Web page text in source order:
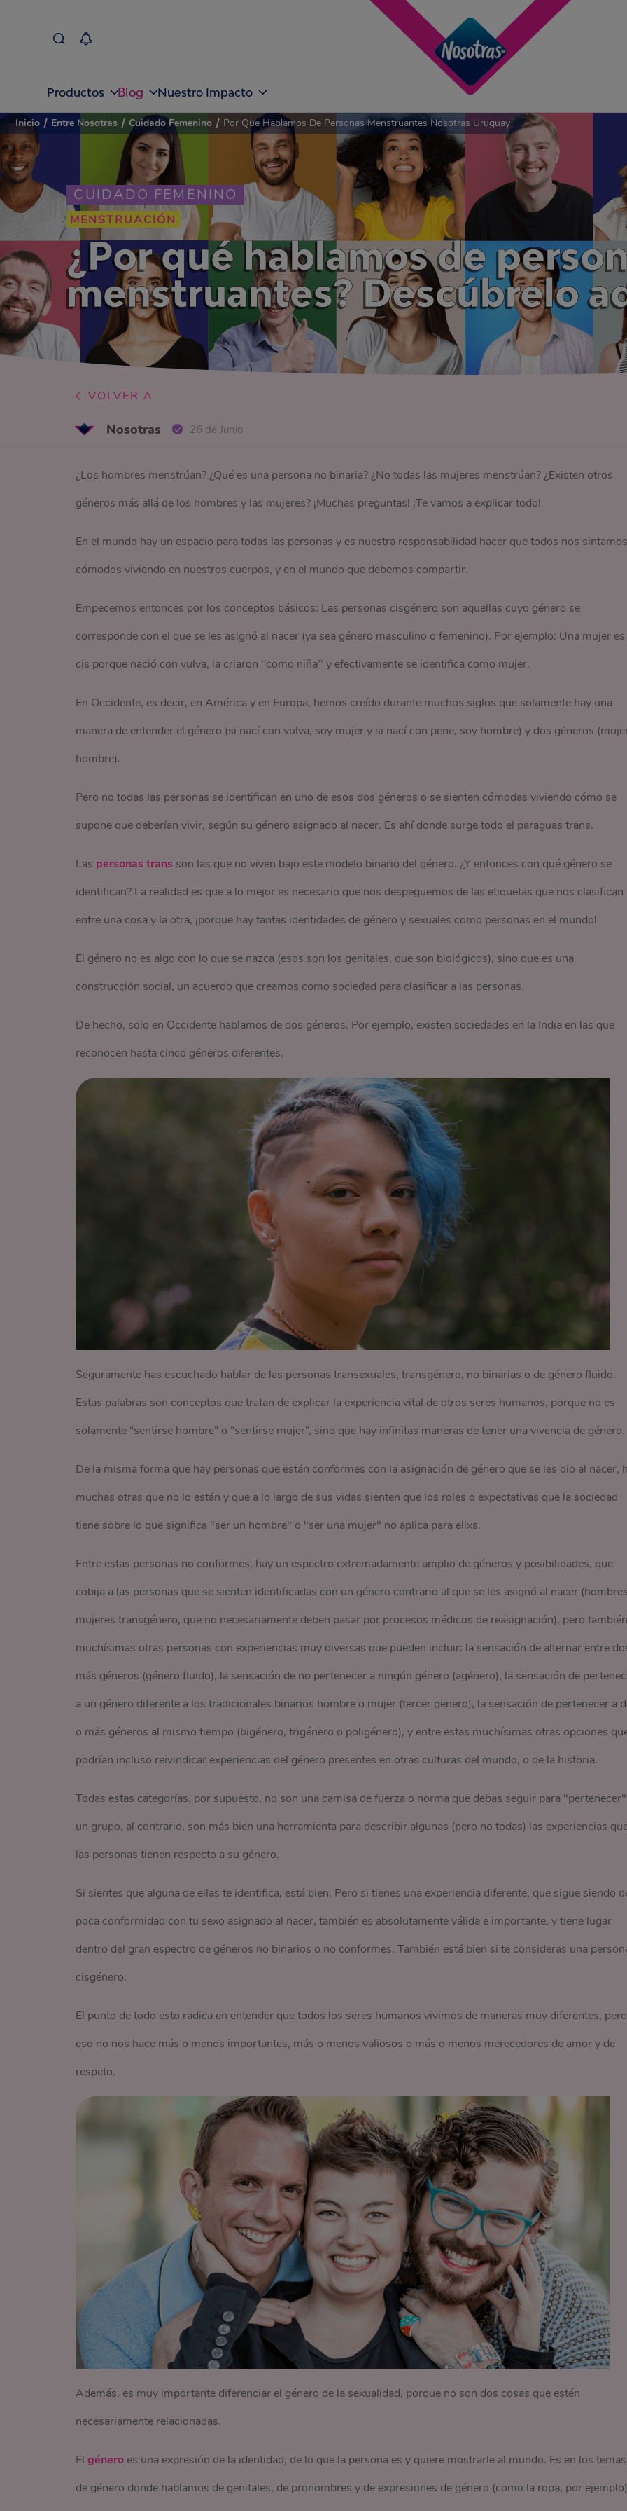
Productos Blog Nuestro Impacto
CUIDADO FEMENINO
MENSTRUACIÓN
¿Por qué hablamos de
menstruantes? Descúbrelo
Inicio / Entre Nosotras / Cuidado Femenino / Por Que Hablamos De Personas Menstruantes Nosotras Uruguay
VOLVER A
Nosotras 26 de Junio
¿Los hombres menstrúan? ¿Qué es una persona no binaria? ¿No todas las mujeres menstrúan? ¿Existen otros
géneros más allá de los hombres y las mujeres? ¡Muchas preguntas! ¡Te vamos a explicar todo!
En el mundo hay un espacio para todas las personas y es nuestra responsabilidad hacer que todos nos sintamos
cómodos viviendo en nuestros cuerpos, y en el mundo que debemos compartir.
Empecemos entonces por los conceptos básicos: Las personas cisgénero son aquellas cuyo género se
corresponde con el que se les asignó al nacer (ya sea género masculino o femenino). Por ejemplo: Una mujer es
cis porque nació con vulva, la criaron ‘’como niña’’ y efectivamente se identifica como mujer.
En Occidente, es decir, en América y en Europa, hemos creído durante muchos siglos que solamente hay una
manera de entender el género (si nací con vulva, soy mujer y si nací con pene, soy hombre) y dos géneros
hombre).
Pero no todas las personas se identifican en uno de esos dos géneros o se sienten cómodas viviendo cómo se
supone que deberían vivir, según su género asignado al nacer. Es ahí donde surge todo el paraguas trans.
Las personas trans son las que no viven bajo este modelo binario del género. ¿Y entonces con qué género se
identifican? La realidad es que a lo mejor es necesario que nos despeguemos de las etiquetas que nos clasifican
entre una cosa y la otra, ¡porque hay tantas identidades de género y sexuales como personas en el mundo!
El género no es algo con lo que se nazca (esos son los genitales, que son biológicos), sino que es una
construcción social, un acuerdo que creamos como sociedad para clasificar a las personas.
De hecho, solo en Occidente hablamos de dos géneros. Por ejemplo, existen sociedades en la India en las que
reconocen hasta cinco géneros diferentes.
Seguramente has escuchado hablar de las personas transexuales, transgénero, no binarias o de género fluido.
Estas palabras son conceptos que tratan de explicar la experiencia vital de otros seres humanos, porque no es
solamente “sentirse hombre” o “sentirse mujer”, sino que hay infinitas maneras de tener una vivencia de género.
De la misma forma que hay personas que están conformes con la asignación de género que se les dio al nacer,
muchas otras que no lo están y que a lo largo de sus vidas sienten que los roles o expectativas que la sociedad
tiene sobre lo que significa "ser un hombre" o "ser una mujer" no aplica para ellxs.
Entre estas personas no conformes, hay un espectro extremadamente amplio de géneros y posibilidades, que
cobija a las personas que se sienten identificadas con un género contrario al que se les asignó al nacer
mujeres transgénero, que no necesariamente deben pasar por procesos médicos de reasignación), pero
muchísimas otras personas con experiencias muy diversas que pueden incluir: la sensación de alternar entre
más géneros (género fluido), la sensación de no pertenecer a ningún género (agénero), la sensación de
a un género diferente a los tradicionales binarios hombre o mujer (tercer genero), la sensación de pertenecer a
o más géneros al mismo tiempo (bigénero, trigénero o poligénero), y entre estas muchísimas otras opciones
podrían incluso reivindicar experiencias del género presentes en otras culturas del mundo, o de la historia.
Todas estas categorías, por supuesto, no son una camisa de fuerza o norma que debas seguir para
un grupo, al contrario, son más bien una herramienta para describir algunas (pero no todas) las experiencias
las personas tienen respecto a su género.
Si sientes que alguna de ellas te identifica, está bien. Pero si tienes una experiencia diferente, que sigue siendo
poca conformidad con tu sexo asignado al nacer, también es absolutamente válida e importante, y tiene lugar
dentro del gran espectro de géneros no binarios o no conformes. También está bien si te consideras una
cisgénero.
El punto de todo esto radica en entender que todos los seres humanos vivimos de maneras muy diferentes, pero
eso no nos hace más o menos importantes, más o menos valiosos o más o menos merecedores de amor y de
respeto.
Además, es muy importante diferenciar el género de la sexualidad, porque no son dos cosas que estén
necesariamente relacionadas.
El géneroes una expresión de la identidad, de lo que la persona es y quiere mostrarle al mundo. Es en los temas
de género donde hablamos de genitales, de pronombres y de expresiones de género (como la ropa, por